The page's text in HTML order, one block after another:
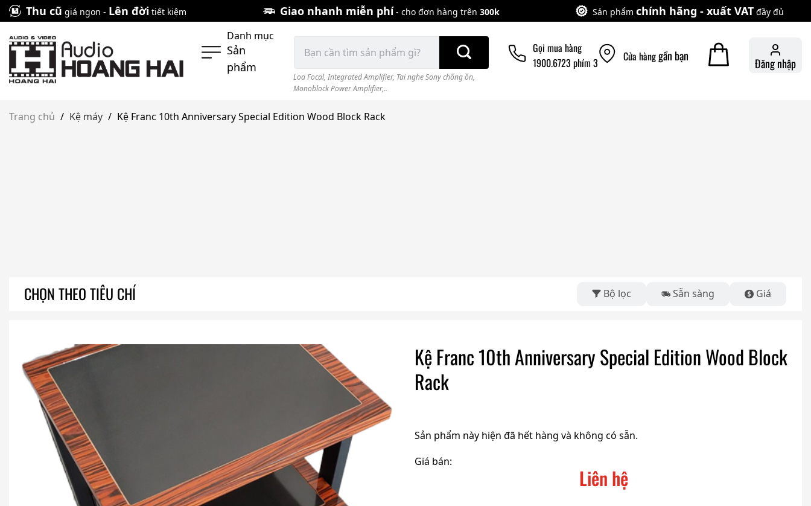
Skip
to
content
Thu cũ giá ngon - Lên đời tiết kiệm Giao nhanh miễn phí- cho đơn hàng trên 300k Sản phẩm chính hãng - xuất VAT đầy đủ
Danh mục
Sản
phẩm
kiếm:
Loa Focal, Integrated Amplifier, Tai nghe Sony chống ồn,
Monoblock Power Amplifier,..
Gọi mua hàng
1900.6723 phím 3
Cửa hànggần bạn Đăng nhập
Trang chủ / Kệ máy / Kệ Franc 10th Anniversary Special Edition Wood Block Rack
CHỌN THEO TIÊU CHÍ Bộ lọc Sẵn sàng Giá
Kệ Franc 10th Anniversary Special Edition Wood Block
Rack
Sản phẩm này hiện đã hết hàng và không có sẵn.
Giá bán:
Liên hệ